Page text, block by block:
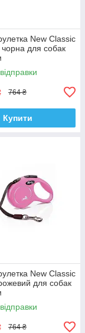
New Classic
чорна для собак
764 ₴
Купити
New Classic
для собак
764 ₴